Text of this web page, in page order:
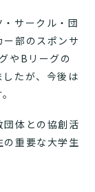
サークル・団
部のスポンサ
やBリーグの
たが、今後は
体との協創活
重要な大学生